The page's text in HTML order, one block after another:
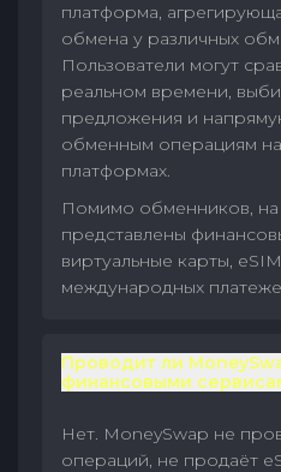
платформа,
обмена у различных
Пользователи могут
реальном времени,
предложения и
обменным операциям
платформах.
Помимо обменников,
представлены
виртуальные карты,
международных
Проводит ли
финансовыми
Нет. MoneySwap не
операций, не продаёт